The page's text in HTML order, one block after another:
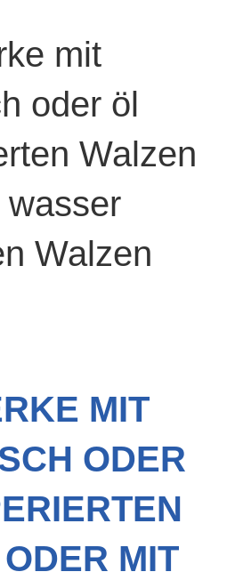
mit
oder öl
Walzen
Walzen
MIT
ODER
MIT